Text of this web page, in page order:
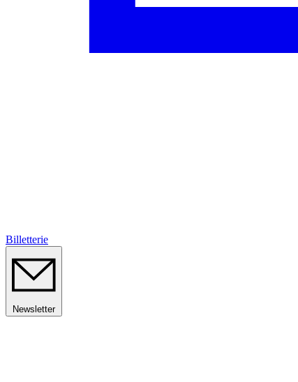
Billetterie
Newsletter